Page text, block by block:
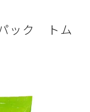
ック トム